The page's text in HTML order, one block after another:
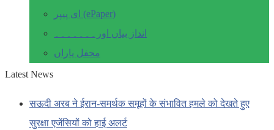
ای پیپر (ePaper)
انداز بیاں اور۔۔۔۔۔۔۔
محفل یاراں
Latest News
सऊदी अरब ने ईरान-समर्थक समूहों के संभावित हमले को देखते हुए
सुरक्षा एजेंसियों को हाई अलर्ट